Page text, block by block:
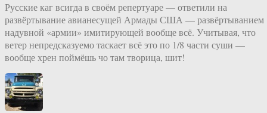
Русские каг всигда в своём репертуаре — ответили на
развёртывание авианесущей Армады США — развёртыванием
надувной «армии» имитирующей вообще всё. Учитывая, что
ветер непредсказуемо таскает всё это по 1/8 части суши —
вообще хрен поймёшь чо там творица, шит!